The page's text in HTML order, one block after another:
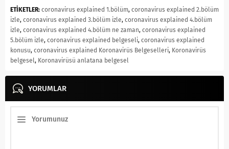
ETİKETLER: coronavirus explained 1.bölüm, coronavirus explained 2.bölüm
izle, coronavirus explained 3.bölüm izle, coronavirus explained 4.bölüm
izle, coronavirus explained 4.bölüm ne zaman, coronavirus explained
5.bölüm izle, coronavirus explained belgeseli, coronavirus explained
konusu, coronavirus explained Koronavirüs Belgeselleri, Koronavirüs
belgesel, Koronavirüsü anlatana belgesel
YORUMLAR